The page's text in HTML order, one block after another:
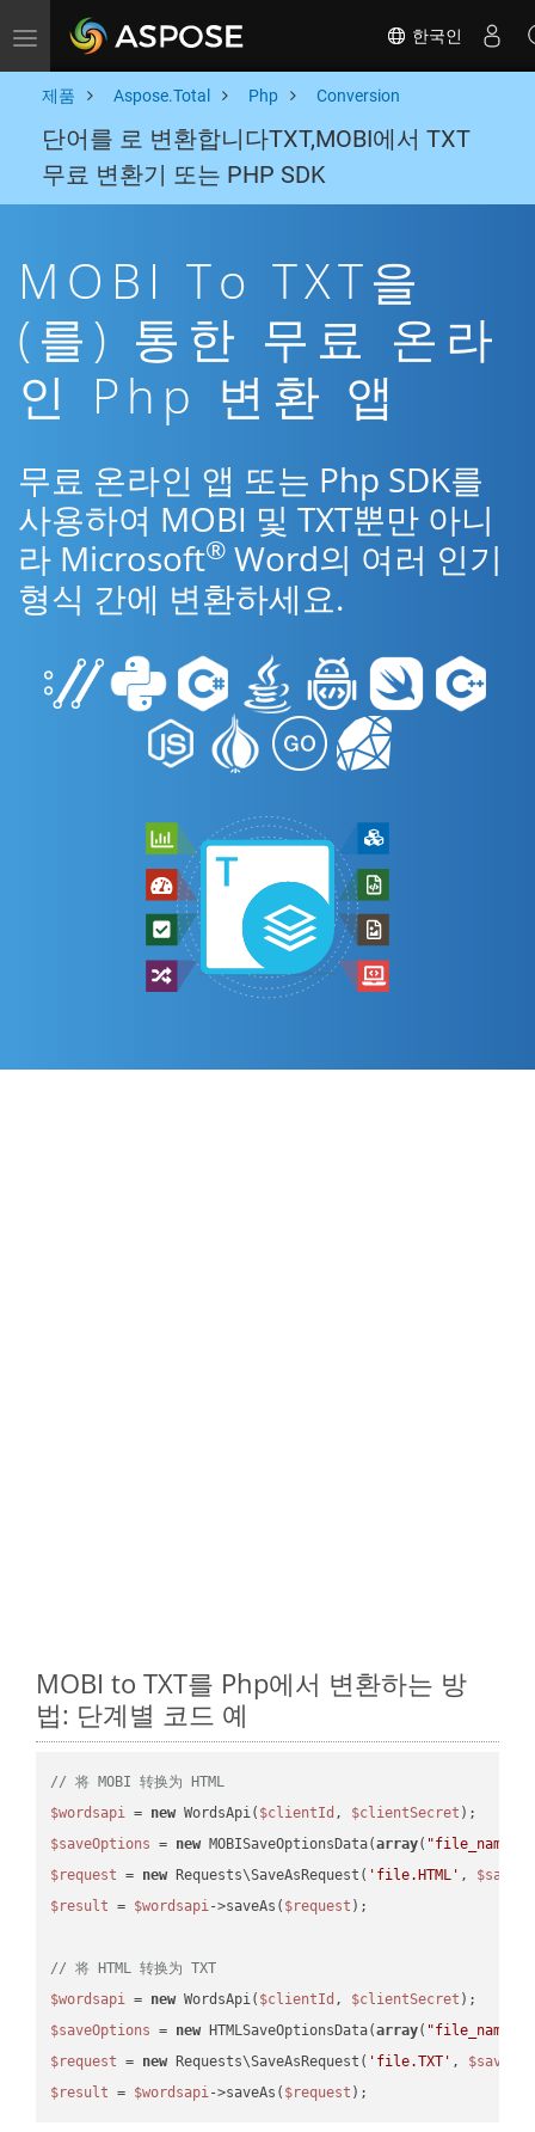
Toggle navigation 한국인
제품 Aspose.Total Php Conversion
단어를 로 변환합니다TXT,MOBI에서 TXT
무료 변환기 또는 PHP SDK
MOBI To TXT을
(를) 통한 무료 온라
인 Php 변환 앱
무료 온라인 앱 또는 Php SDK를
사용하여 MOBI 및 TXT뿐만 아니
라 Microsoft® Word의 여러 인기
형식 간에 변환하세요.
MOBI to TXT를 Php에서 변환하는 방
법: 단계별 코드 예
// 将 MOBI 转换为 HTML
$wordsapi = new WordsApi( $clientId , $clientSecret
$saveOptions = new MOBISaveOptionsData(array( "file_name"
$request = new Requests\SaveAsRequest( 'file.HTML' ,
$result = $wordsapi->saveAs( $request );
// 将 HTML 转换为 TXT
$wordsapi = new WordsApi( $clientId , $clientSecret
$saveOptions = new HTMLSaveOptionsData(array( "file_name"
$request = new Requests\SaveAsRequest( 'file.TXT' ,
$result = $wordsapi->saveAs( $request